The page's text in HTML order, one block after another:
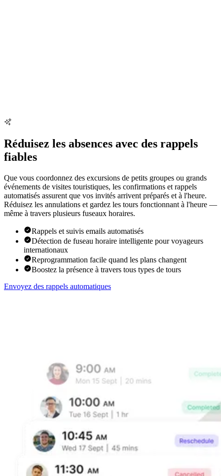
Réduisez les absences avec des rappels
fiables
Que vous coordonnez des excursions de petits groupes ou grands
événements de visites touristiques, les confirmations et rappels
automatisés assurent que vos invités arrivent préparés et à l'heure.
Réduisez les annulations et gardez les tours fonctionnant à l'heure —
même à travers plusieurs fuseaux horaires.
Rappels et suivis emails automatisés
Détection de fuseau horaire intelligente pour voyageurs
internationaux
Reprogrammation facile quand les plans changent
Boostez la présence à travers tous types de tours
Envoyez des rappels automatiques